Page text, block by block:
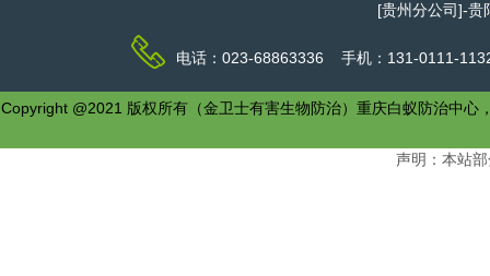
[贵州分公司]-贵
电话：023-68863336 手机：131-0111-
Copyright @2021 版权所有（金卫士有害生物防治）重庆白蚁防治中
声明：本站